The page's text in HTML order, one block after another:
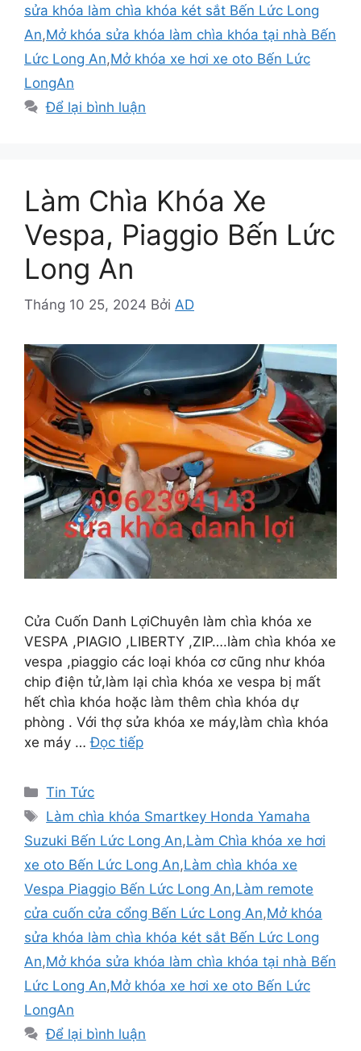
sửa khóa làm chìa khóa két sắt Bến Lức Long
An,Mở khóa sửa khóa làm chìa khóa tại nhà Bến
Lức Long An,Mở khóa xe hơi xe oto Bến Lức
LongAn
Để lại bình luận
Làm Chìa Khóa Xe
Vespa, Piaggio Bến Lức
Long An
Tháng 10 25, 2024 Bởi AD
Cửa Cuốn Danh LợiChuyên làm chìa khóa xe
VESPA ,PIAGIO ,LIBERTY ,ZIP….làm chìa khóa xe
vespa ,piaggio các loại khóa cơ cũng như khóa
chip điện tử,làm lại chìa khóa xe vespa bị mất
hết chìa khóa hoặc làm thêm chìa khóa dự
phòng . Với thợ sửa khóa xe máy,làm chìa khóa
xe máy …Đọc tiếp
Tin Tức
Làm chìa khóa Smartkey Honda Yamaha
Suzuki Bến Lức Long An,Làm Chìa khóa xe hơi
xe oto Bến Lức Long An,Làm chìa khóa xe
Vespa Piaggio Bến Lức Long An,Làm remote
cửa cuốn cửa cổng Bến Lức Long An,Mở khóa
sửa khóa làm chìa khóa két sắt Bến Lức Long
An,Mở khóa sửa khóa làm chìa khóa tại nhà Bến
Lức Long An,Mở khóa xe hơi xe oto Bến Lức
LongAn
Để lại bình luận